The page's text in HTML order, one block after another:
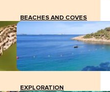
BEACHES AND COVES
EXPLORATION